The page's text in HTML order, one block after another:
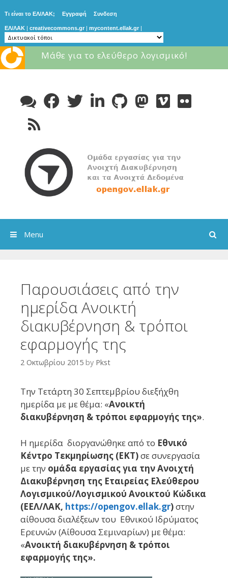
Τι είναι το ΕΛ/ΛΑΚ; Εγγραφή Συνδεση
ΕΛ/ΛΑΚ | creativecommons.gr | mycontent.ellak.gr |
Μάθε για το ελεύθερο λογισμικό!
content
Search
Menu
Παρουσιάσεις από την
ημερίδα Ανοικτή
διακυβέρνηση & τρόποι
εφαρμογής της
2 Οκτωβρίου 2015 by Pkst
Την Τετάρτη 30 Σεπτεμβρίου διεξήχθη
ημερίδα με µε θέµα: «Ανοικτή
διακυβέρνηση & τρόποι εφαρμογής της».
Η ημερίδα διοργανώθηκε από τo Εθνικό
Κέντρο Τεκµηρίωσης (EKT)σε συνεργασία
με την ομάδα εργασίας για την Ανοιχτή
Διακυβέρνηση της Εταιρείας Ελεύθερου
Λογισµικού/Λογισµικού Ανοικτού Κώδικα
(ΕΕΛ/ΛΑΚ, https://opengov.ellak.gr)στην
αίθουσα διαλέξεων του Εθνικού Ιδρύματος
Ερευνών (Αίθουσα Σεμιναρίων) µε θέµα:
«Ανοικτή διακυβέρνηση & τρόποι
εφαρμογής της».